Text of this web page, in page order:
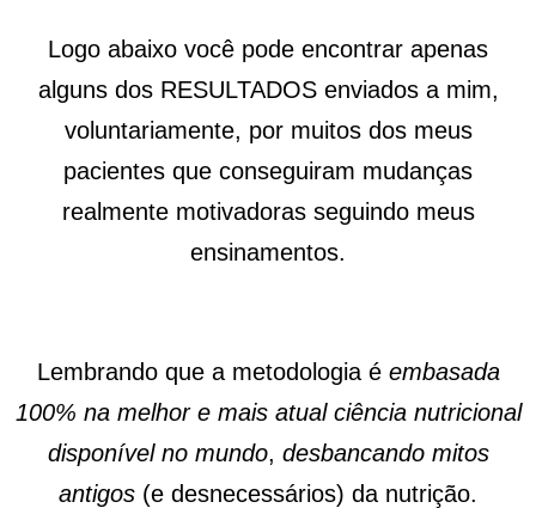
Logo abaixo você pode encontrar apenas
alguns dos RESULTADOS enviados a mim,
voluntariamente, por muitos dos meus
pacientes que conseguiram mudanças
realmente motivadoras seguindo meus
ensinamentos.
Lembrando que a metodologia é embasada
100% na melhor e mais atual ciência nutricional
disponível no mundo, desbancando mitos
antigos (e desnecessários) da nutrição.